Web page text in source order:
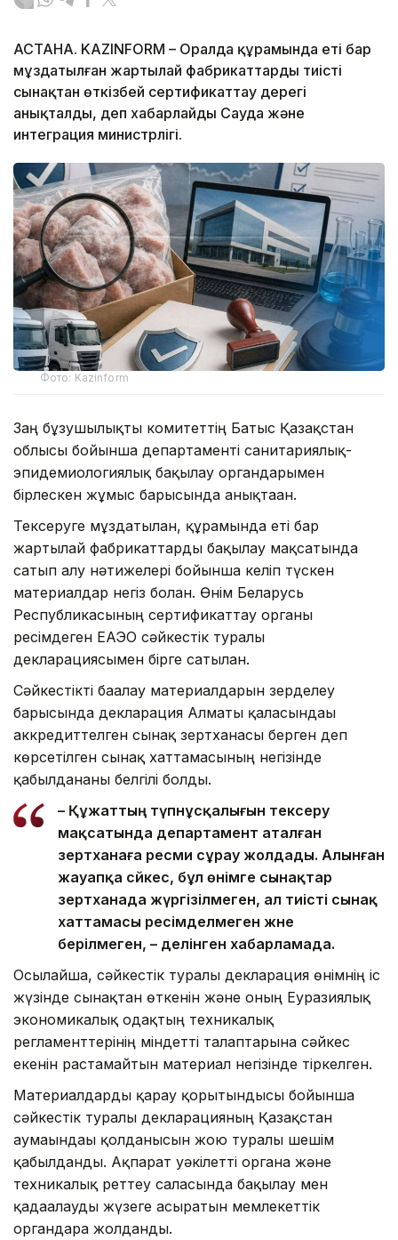
АСТАНА. KAZINFORM – Оралда құрамында еті бар
мұздатылған жартылай фабрикаттарды тиісті
сынақтан өткізбей сертификаттау дерегі
анықталды, деп хабарлайды Сауда және
интеграция министрлігі.
Фото: Kazinform
Заң бұзушылықты комитеттің Батыс Қазақстан
облысы бойынша департаменті санитариялық-
эпидемиологиялық бақылау органдарымен
бірлескен жұмыс барысында анықтаған.
Тексеруге мұздатылған, құрамында еті бар
жартылай фабрикаттарды бақылау мақсатында
сатып алу нәтижелері бойынша келіп түскен
материалдар негіз болған. Өнім Беларусь
Республикасының сертификаттау органы
ресімдеген ЕАЭО сәйкестік туралы
декларациясымен бірге сатылған.
Сәйкестікті бағалау материалдарын зерделеу
барысында декларация Алматы қаласындағы
аккредиттелген сынақ зертханасы берген деп
көрсетілген сынақ хаттамасының негізінде
қабылданғаны белгілі болды.
– Құжаттың түпнұсқалығын тексеру
мақсатында департамент аталған
зертханаға ресми сұрау жолдады. Алынған
жауапқа сәйкес, бұл өнімге сынақтар
зертханада жүргізілмеген, ал тиісті сынақ
хаттамасы ресімделмеген және
берілмеген, – делінген хабарламада.
Осылайша, сәйкестік туралы декларация өнімнің іс
жүзінде сынақтан өткенін және оның Еуразиялық
экономикалық одақтың техникалық
регламенттерінің міндетті талаптарына сәйкес
екенін растамайтын материал негізінде тіркелген.
Материалдарды қарау қорытындысы бойынша
сәйкестік туралы декларацияның Қазақстан
аумағындағы қолданысын жою туралы шешім
қабылданды. Ақпарат уәкілетті органға және
техникалық реттеу саласында бақылау мен
қадағалауды жүзеге асыратын мемлекеттік
органдарға жолданды.